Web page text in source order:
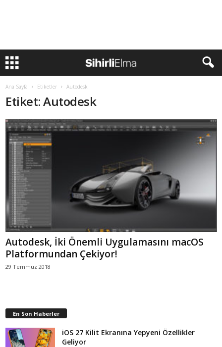
Ana Sayfa Etiketler Autodesk
Etiket: Autodesk
Autodesk, İki Önemli Uygulamasını macOS
Platformundan Çekiyor!
29 Temmuz 2018
En Son Haberler
iOS 27 Kilit Ekranına Yepyeni Özellikler
Geliyor